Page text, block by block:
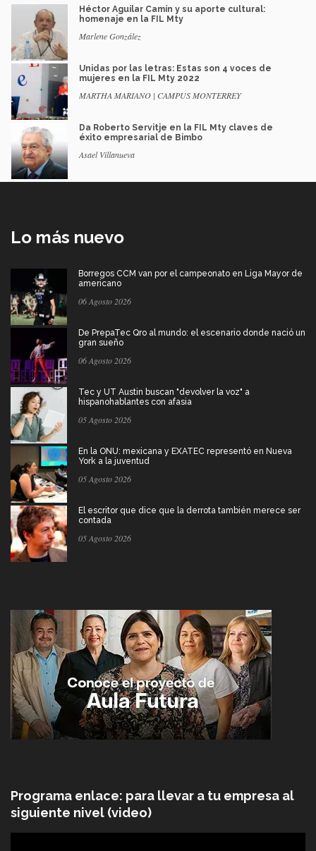
Héctor Aguilar Camín y su aporte cultural:
homenaje en la FIL Mty
Marlene González
Unidas por las letras: Estas son 4 voces de
mujeres en la FIL Mty 2022
MARTHA MARIANO | CAMPUS MONTERREY
Da Roberto Servitje en la FIL Mty claves de
éxito empresarial de Bimbo
Asael Villanueva
Lo más nuevo
Borregos CCM van por el campeonato en Liga Mayor de
americano
06 Agosto 2026
De PrepaTec Qro al mundo: el escenario donde nació un
gran sueño
06 Agosto 2026
Tec y UT Austin buscan "devolver la voz" a
hispanohablantes con afasia
05 Agosto 2026
En la ONU: mexicana y EXATEC representó en Nueva
York a la juventud
05 Agosto 2026
El escritor que dice que la derrota también merece ser
contada
05 Agosto 2026
Programa enlace: para llevar a tu empresa al
siguiente nivel (video)